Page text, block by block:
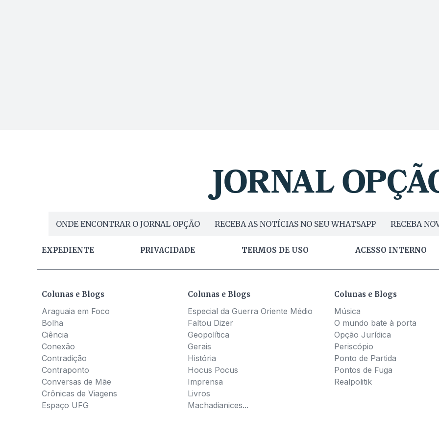
ONDE ENCONTRAR O JORNAL OPÇÃO RECEBA AS NOTÍCIAS NO SEU WHATSAPP RECEBA
EXPEDIENTE PRIVACIDADE TERMOS DE USO ACESSO INTERNO
Colunas e Blogs
Araguaia em Foco
Bolha
Ciência
Conexão
Contradição
Contraponto
Conversas de Mãe
Crônicas de Viagens
Espaço UFG
Colunas e Blogs
Especial da Guerra Oriente Médio
Faltou Dizer
Geopolítica
Gerais
História
Hocus Pocus
Imprensa
Livros
Machadianices...
Colunas e Blogs
Música
O mundo bate à porta
Opção Jurídica
Periscópio
Ponto de Partida
Pontos de Fuga
Realpolitik